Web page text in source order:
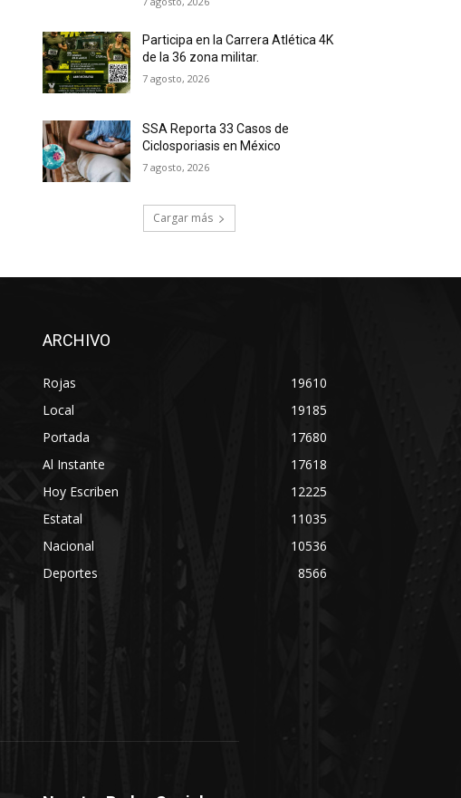
Participa en la Carrera Atlética 4K
de la 36 zona militar.
7 agosto, 2026
SSA Reporta 33 Casos de
Ciclosporiasis en México
7 agosto, 2026
Cargar más
ARCHIVO
Rojas
19610
Local
19185
Portada
17680
Al Instante
17618
Hoy Escriben
12225
Estatal
11035
Nacional
10536
Deportes
8566